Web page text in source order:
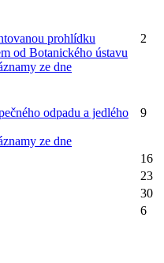
prohlídku
od Botanického ústavu
ze dne
2
odpadu a jedlého
ze dne
9
16
23
30
6